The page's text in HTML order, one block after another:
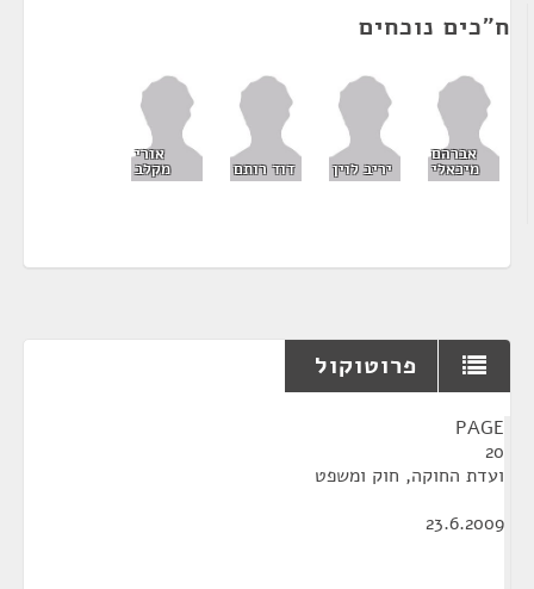
ח"כים נוכחים
אברהם
מיכאלי יריב לוין דוד רותם
אורי
מקלב
פרוטוקול
PAGE
20
ועדת החוקה, חוק ומשפט
23.6.2009